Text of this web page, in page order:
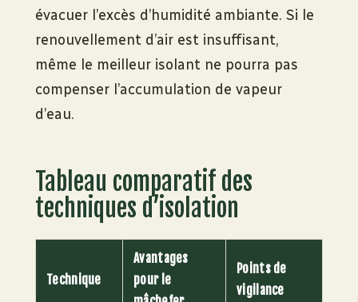
évacuer l’excès d’humidité ambiante. Si le
renouvellement d’air est insuffisant,
même le meilleur isolant ne pourra pas
compenser l’accumulation de vapeur
d’eau.
Tableau comparatif des
techniques d’isolation
Technique
Avantages
pour le
Points de
vigilance